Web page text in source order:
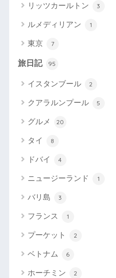
リッツカールトン 3
ルメディリアン 1
東京 7
旅日記 95
イスタンブール 2
クアラルンプール 5
グルメ 20
タイ 8
ドバイ 4
ニュージーランド 1
バリ島 3
フランス 1
プーケット 2
ベトナム 6
ホーチミン 2